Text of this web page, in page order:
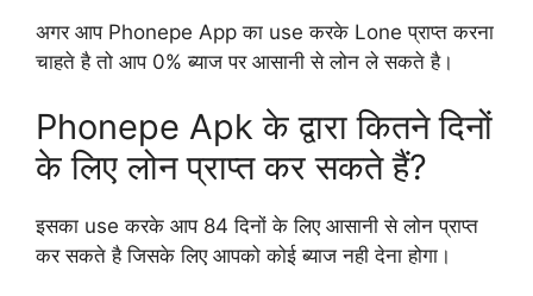
अगर आप Phonepe App का use करके Lone प्राप्त करना
चाहते है तो आप 0% ब्याज पर आसानी से लोन ले सकते है।
Phonepe Apk के द्वारा कितने दिनों
के लिए लोन प्राप्त कर सकते हैं?
इसका use करके आप 84 दिनों के लिए आसानी से लोन प्राप्त
कर सकते है जिसके लिए आपको कोई ब्याज नही देना होगा।